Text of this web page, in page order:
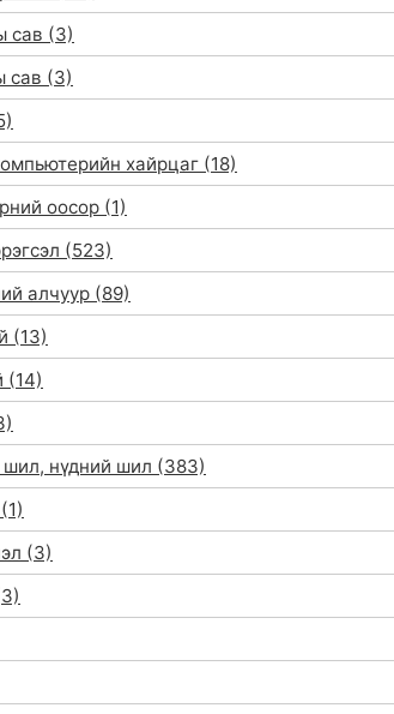
сав (3)
сав (3)
хайрцаг (18)
оосор (1)
(523)
алчуур (89)
(13)
(14)
нүдний шил (383)
(1)
(3)